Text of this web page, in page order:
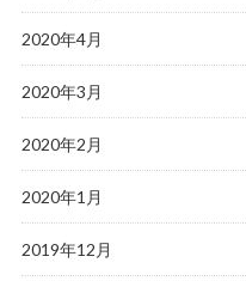
2020年4月
2020年3月
2020年2月
2020年1月
2019年12月